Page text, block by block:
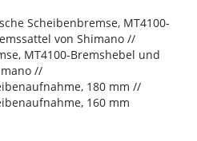
Scheibenbremse, MT4100-
von Shimano //
MT4100-Bremshebel und
//
180 mm //
160 mm